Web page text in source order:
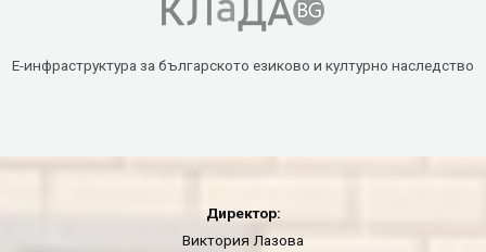
Е-инфраструктура за българското езиково и културно наследство
Директор:
Виктория Лазова